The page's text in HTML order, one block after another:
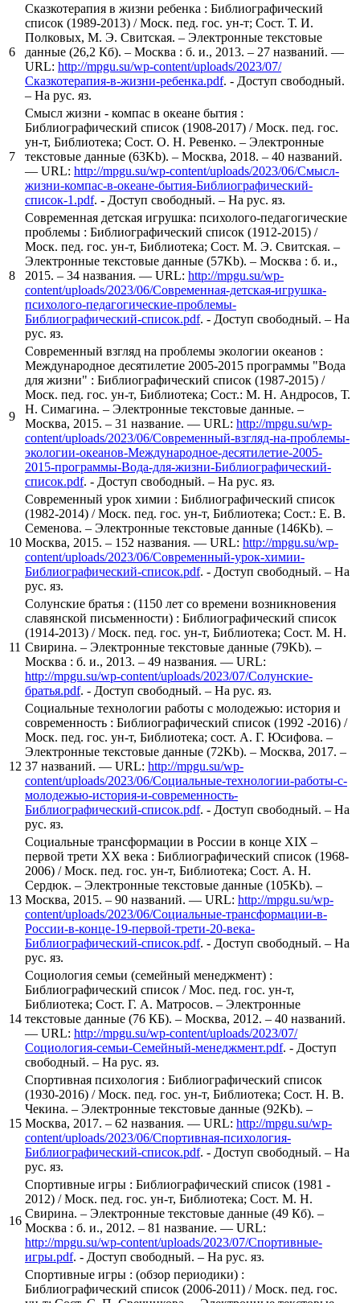
6
Сказкотерапия в жизни ребенка : Библиографический
список (1989-2013) / Моск. пед. гос. ун-т; Сост. Т. И.
Полковых, М. Э. Свитская. – Электронные текстовые
данные (26,2 Кб). – Москва : б. и., 2013. – 27 названий. —
URL: http://mpgu.su/wp-content/uploads/2023/07/
Сказкотерапия-в-жизни-ребенка.pdf. - Доступ свободный.
– На рус. яз.
7
Смысл жизни - компас в океане бытия :
Библиографический список (1908-2017) / Моск. пед. гос.
ун-т, Библиотека; Сост. О. Н. Ревенко. – Электронные
текстовые данные (63Kb). – Москва, 2018. – 40 названий.
— URL: http://mpgu.su/wp-content/uploads/2023/06/Смысл-
жизни-компас-в-океане-бытия-Библиографический-
список-1.pdf. - Доступ свободный. – На рус. яз.
8
Современная детская игрушка: психолого-педагогические
проблемы : Библиографический список (1912-2015) /
Моск. пед. гос. ун-т, Библиотека; Сост. М. Э. Свитская. –
Электронные текстовые данные (57Kb). – Москва : б. и.,
2015. – 34 названия. — URL: http://mpgu.su/wp-
content/uploads/2023/06/Современная-детская-игрушка-
психолого-педагогические-проблемы-
Библиографический-список.pdf. - Доступ свободный. – На
рус. яз.
9
Современный взгляд на проблемы экологии океанов :
Международное десятилетие 2005-2015 программы "Вода
для жизни" : Библиографический список (1987-2015) /
Моск. пед. гос. ун-т, Библиотека; Сост.: М. Н. Андросов, Т.
Н. Симагина. – Электронные текстовые данные. –
Москва, 2015. – 31 название. — URL: http://mpgu.su/wp-
content/uploads/2023/06/Современный-взгляд-на-проблемы-
экологии-океанов-Международное-десятилетие-2005-
2015-программы-Вода-для-жизни-Библиографический-
список.pdf. - Доступ свободный. – На рус. яз.
10
Современный урок химии : Библиографический список
(1982-2014) / Моск. пед. гос. ун-т, Библиотека; Сост.: Е. В.
Семенова. – Электронные текстовые данные (146Kb). –
Москва, 2015. – 152 названия. — URL: http://mpgu.su/wp-
content/uploads/2023/06/Современный-урок-химии-
Библиографический-список.pdf. - Доступ свободный. – На
рус. яз.
11
Солунские братья : (1150 лет со времени возникновения
славянской письменности) : Библиографический список
(1914-2013) / Моск. пед. гос. ун-т, Библиотека; Сост. М. Н.
Свирина. – Электронные текстовые данные (79Kb). –
Москва : б. и., 2013. – 49 названия. — URL:
http://mpgu.su/wp-content/uploads/2023/07/Солунские-
братья.pdf. - Доступ свободный. – На рус. яз.
12
Социальные технологии работы с молодежью: история и
современность : Библиографический список (1992 -2016) /
Моск. пед. гос. ун-т, Библиотека; сост. А. Г. Юсифова. –
Электронные текстовые данные (72Kb). – Москва, 2017. –
37 названий. — URL: http://mpgu.su/wp-
content/uploads/2023/06/Социальные-технологии-работы-с-
молодежью-история-и-современность-
Библиографический-список.pdf. - Доступ свободный. – На
рус. яз.
13
Социальные трансформации в России в конце XIX –
первой трети XX века : Библиографический список (1968-
2006) / Моск. пед. гос. ун-т, Библиотека; Сост. А. Н.
Сердюк. – Электронные текстовые данные (105Kb). –
Москва, 2015. – 90 названий. — URL: http://mpgu.su/wp-
content/uploads/2023/06/Социальные-трансформации-в-
России-в-конце-19-первой-трети-20-века-
Библиографический-список.pdf. - Доступ свободный. – На
рус. яз.
14
Социология семьи (семейный менеджмент) :
Библиографический список / Мос. пед. гос. ун-т,
Библиотека; Сост. Г. А. Матросов. – Электронные
текстовые данные (76 КБ). – Москва, 2012. – 40 названий.
— URL: http://mpgu.su/wp-content/uploads/2023/07/
Социология-семьи-Семейный-менеджмент.pdf. - Доступ
свободный. – На рус. яз.
15
Спортивная психология : Библиографический список
(1930-2016) / Моск. пед. гос. ун-т, Библиотека; Сост. Н. В.
Чекина. – Электронные текстовые данные (92Kb). –
Москва, 2017. – 62 названия. — URL: http://mpgu.su/wp-
content/uploads/2023/06/Спортивная-психология-
Библиографический-список.pdf. - Доступ свободный. – На
рус. яз.
16
Спортивные игры : Библиографический список (1981 -
2012) / Моск. пед. гос. ун-т, Библиотека; Сост. М. Н.
Свирина. – Электронные текстовые данные (49 Кб). –
Москва : б. и., 2012. – 81 название. — URL:
http://mpgu.su/wp-content/uploads/2023/07/Спортивные-
игры.pdf. - Доступ свободный. – На рус. яз.
Спортивные игры : (обзор периодики) :
Библиографический список (2006-2011) / Моск. пед. гос.